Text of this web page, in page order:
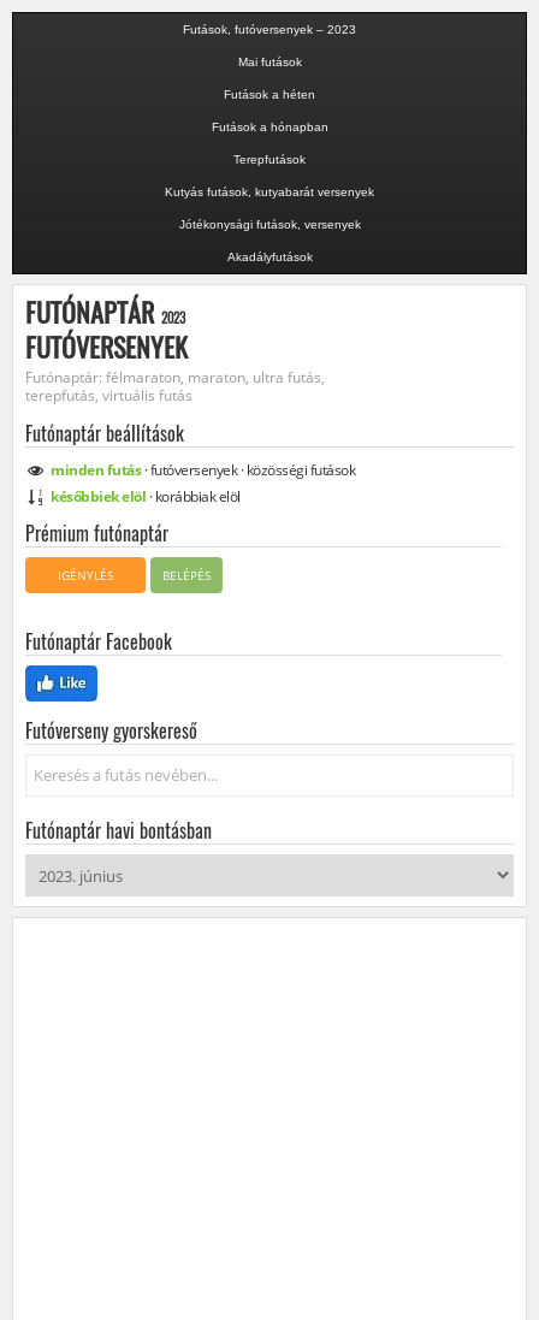
Futások, futóversenyek – 2023
Mai futások
Futások a héten
Futások a hónapban
Terepfutások
Kutyás futások, kutyabarát versenyek
Jótékonysági futások, versenyek
Akadályfutások
FUTÓNAPTÁR 2023
FUTÓVERSENYEK
Futónaptár: félmaraton, maraton, ultra futás,
terepfutás, virtuális futás
Futónaptár beállítások
mindenfutás·futóversenyek·közösségifutások
későbbiek elöl ·korábbiak elöl
Prémium futónaptár
IGÉNYLÉS BELÉPÉS
Futónaptár Facebook
Futóverseny gyorskereső
Keresés...
Futónaptár havi bontásban